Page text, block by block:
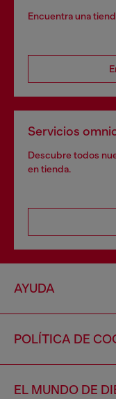
Encuentra una
Servicios
Descubre todos
en tienda.
AYUDA
POLÍTICA DE
EL MUNDO DE